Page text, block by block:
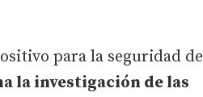
para la seguridad de
la investigación de las